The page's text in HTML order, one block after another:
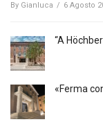
By Gianluca / 6 Agosto
“A
«Ferma